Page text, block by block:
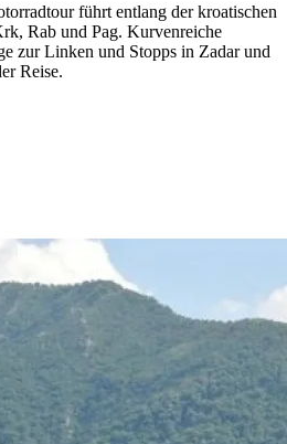
führt entlang der kroatischen
Rab und Pag. Kurvenreiche
zur Linken und Stopps in Zadar und
Reise.